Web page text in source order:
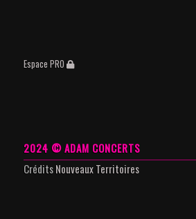
Espace PRO
2024 © ADAM CONCERTS
CréditsNouveaux Territoires